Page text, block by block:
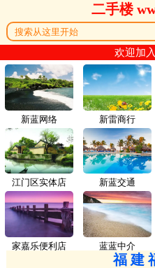
二手楼
欢迎加
新蓝网络 新雷商行
江门区实体店 新蓝交通
家嘉乐便利店 蓝蓝中介
福建